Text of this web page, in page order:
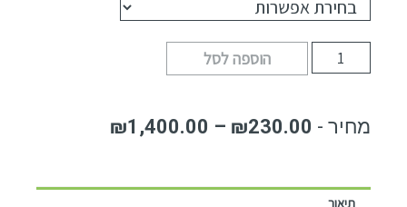
הוספה לסל
₪230.00
–
₪1,400.00
תיאור